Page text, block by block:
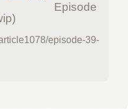
Episode
episode-39-